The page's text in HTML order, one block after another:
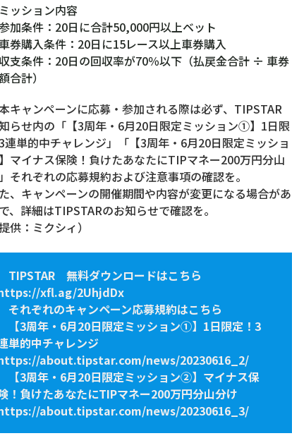
ッション内容
加条件：20日に合計50,000円以上ベット
券購入条件：20日に15レース以上車券購入
支条件：20日の回収率が70％以下（払戻金合計 ÷ 車券
合計）
キャンペーンに応募・参加される際は必ず、TIPSTAR
らせ内の「【3周年・6月20日限定ミッション①】1日限
連単的中チャレンジ」「【3周年・6月20日限定ミッショ
マイナス保険！負けたあなたにTIPマネー200万円分山
それぞれの応募規約および注意事項の確認を。
、キャンペーンの開催期間や内容が変更になる場合があ
、詳細はTIPSTARのお知らせで確認を。
供：ミクシィ）
TIPSTAR 無料ダウンロードはこちら
xfl.ag/2UhjdDx
それぞれのキャンペーン応募規約はこちら
【3周年・6月20日限定ミッション①】1日限定！3
単的中チャレンジ
about.tipstar.com/news/20230616_2/
【3周年・6月20日限定ミッション②】マイナス保
！負けたあなたにTIPマネー200万円分山分け
about.tipstar.com/news/20230616_3/